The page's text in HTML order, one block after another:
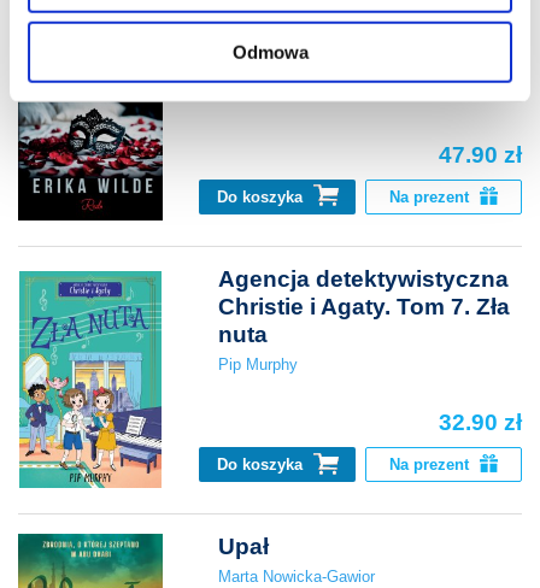
znajdziesz w naszejPolityce prywatności.
Odmowa
Pamiętniki małżeńskie
Erika Wilde
47.90 zł
Do koszyka Na prezent
Agencja detektywistyczna
Christie i Agaty. Tom 7. Zła
nuta
Pip Murphy
32.90 zł
Do koszyka Na prezent
Upał
Marta Nowicka-Gawior